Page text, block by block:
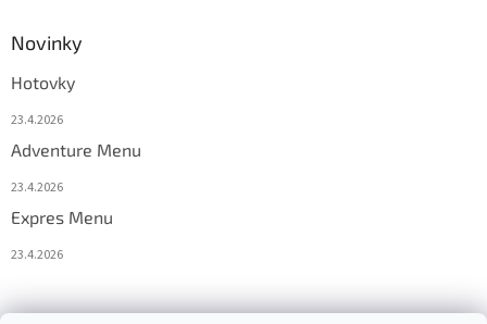
Novinky
Hotovky
23.4.2026
Adventure Menu
23.4.2026
Expres Menu
23.4.2026